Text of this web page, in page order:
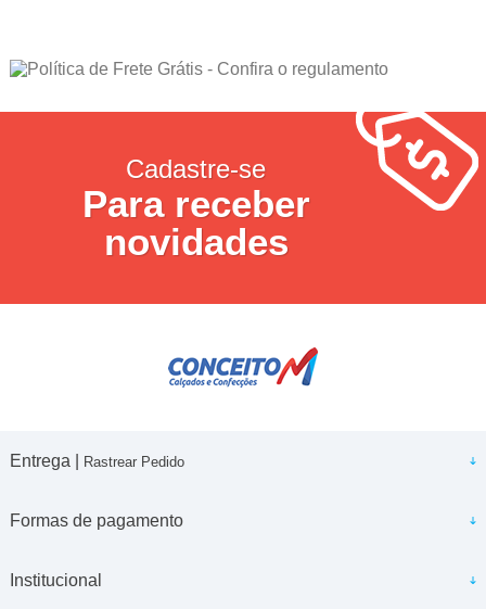
Cadastre-se
Para receber
novidades
Entrega | Rastrear Pedido
Formas de pagamento
Institucional